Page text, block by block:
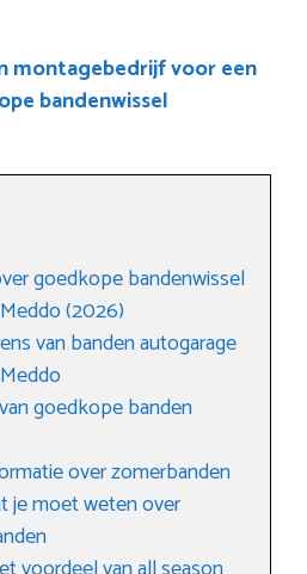
montagebedrijf voor een
bandenwissel
goedkope bandenwissel
(2026)
van banden autogarage
goedkope banden
over zomerbanden
je moet weten over